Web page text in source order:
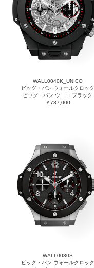
WALL0040K_UNICO
ビッグ・バン ウォールクロック
ビッグ・バン ウニコ ブラック
￥737,000
WALL0030S
ビッグ・バン ウォールクロック